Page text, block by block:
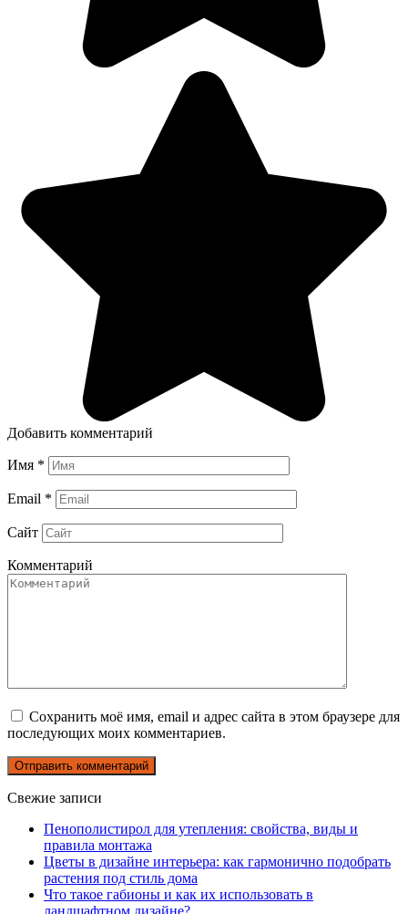
Добавить комментарий
Имя *
Email *
Сайт
Комментарий
Сохранить моё имя, email и адрес сайта в этом браузере для
последующих моих комментариев.
Свежие записи
Пенополистирол для утепления: свойства, виды и
правила монтажа
Цветы в дизайне интерьера: как гармонично подобрать
растения под стиль дома
Что такое габионы и как их использовать в
ландшафтном дизайне?